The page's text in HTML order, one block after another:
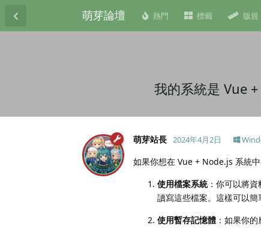
萌芽論壇 熱門 標籤 版規
我的系統是 Vue
萌芽站長 2024年4月2日
如果你想在 Vue + Node.js 系統
使用檔案系統：你可以將資
讀寫這些檔案。這樣可以簡
使用暫存記憶體 ：如果你